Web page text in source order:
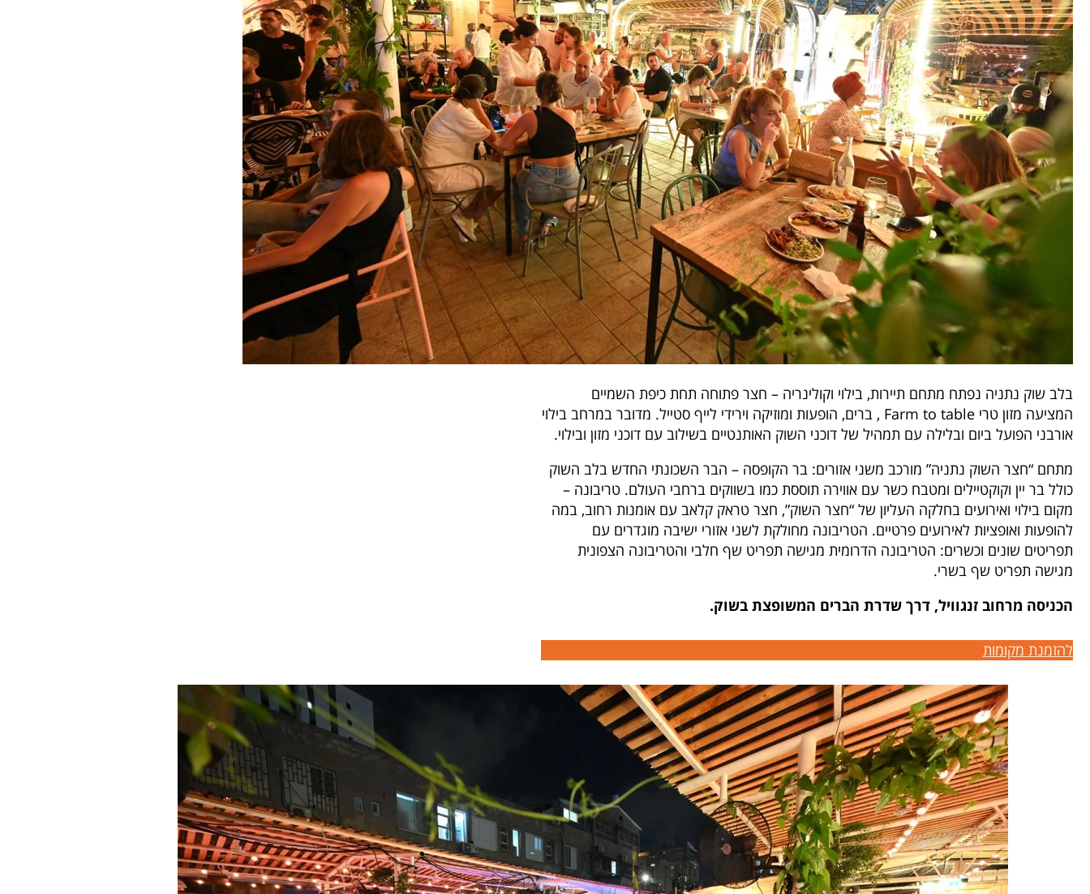
בלב שוק נתניה נפתח מתחם תיירות, בילוי וקולינריה – חצר פתוחה תחת כיפת השמיים
המציעה מזון טרי Farm to table , ברים, הופעות ומוזיקה וירידי לייף סטייל. מדובר במרחב בילוי
אורבני הפועל ביום ובלילה עם תמהיל של דוכני השוק האותנטיים בשילוב עם דוכני מזון ובילוי.
מתחם “חצר השוק נתניה” מורכב משני אזורים: בר הקופסה – הבר השכונתי החדש בלב השוק
כולל בר יין וקוקטיילים ומטבח כשר עם אווירה תוססת כמו בשווקים ברחבי העולם. טריבונה –
מקום בילוי ואירועים בחלקה העליון של “חצר השוק”, חצר טראק קלאב עם אומנות רחוב, במה
להופעות ואופציות לאירועים פרטיים. הטריבונה מחולקת לשני אזורי ישיבה מוגדרים עם
תפריטים שונים וכשרים: הטריבונה הדרומית מגישה תפריט שף חלבי והטריבונה הצפונית
מגישה תפריט שף בשרי.
הכניסה מרחוב זנגוויל, דרך שדרת הברים המשופצת בשוק.
להזמנת מקומות